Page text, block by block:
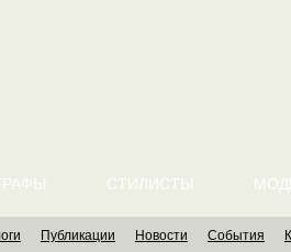
СТИЛИСТЫ
Публикации Новости События